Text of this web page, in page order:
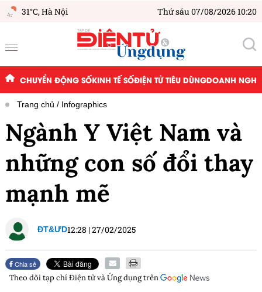
31°C,Hà Nội Thứ sáu 07/08/2026 10:20
CHUYỂN ĐỘNG SỐKINH TẾ SỐĐIỆN TỬ TIÊU DÙNGDOANH
Trang chủ Infographics
Ngành Y Việt Nam và
những con số đổi thay
mạnh mẽ
ĐT&ƯD12:28 |27/02/2025
Chia sẻ
Theo dõi tạp chíĐiện tử và Ứng dụngtrên